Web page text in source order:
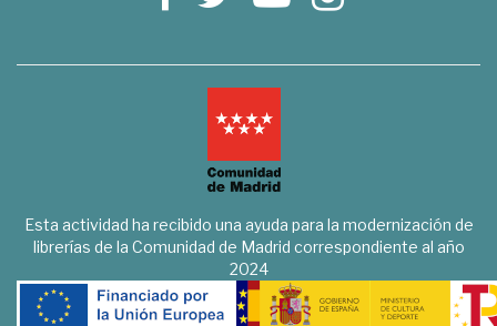
Esta actividad ha recibido una ayuda para la modernización de
librerías de la Comunidad de Madrid correspondiente al año
2024